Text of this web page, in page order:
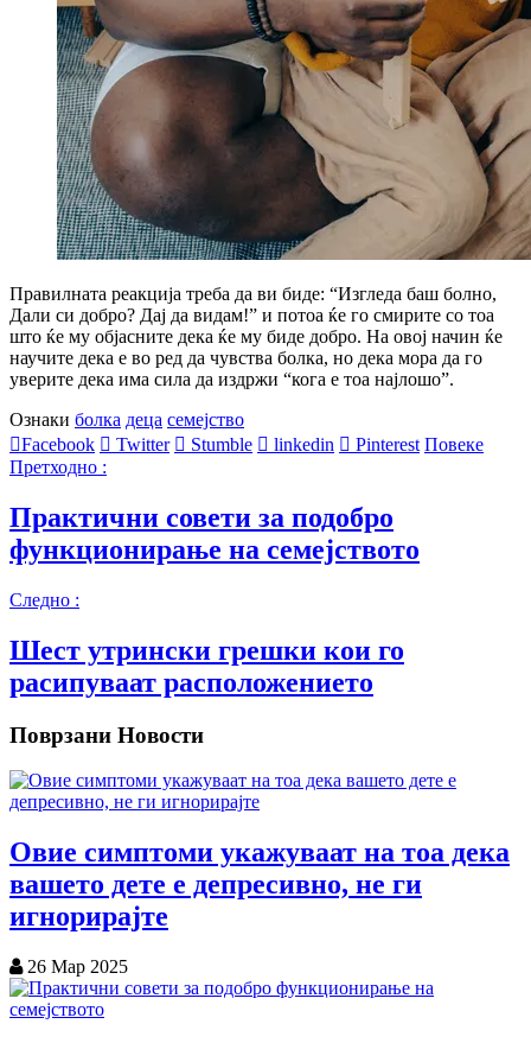
Правилната реакција треба да ви биде: “Изгледа баш болно,
Дали си добро? Дај да видам!” и потоа ќе го смирите со тоа
што ќе му објасните дека ќе му биде добро. На овој начин ќе
научите дека е во ред да чувства болка, но дека мора да го
уверите дека има сила да издржи “кога е тоа најлошо”.
Ознаки болка деца семејство
Facebook
Twitter Stumble linkedin Pinterest Повеке
Претходно :
Практични совети за подобро
функционирање на семејството
Следно :
Шест утрински грешки кои го
расипуваат расположението
Поврзани Новости
Овие симптоми укажуваат на тоа дека
вашето дете е депресивно, не ги
игнорирајте
26 Мар 2025